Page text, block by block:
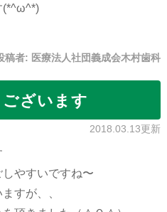
(*^ω^*)
稿者: 医療法人社団義成会木村歯科
ざいます
2018.03.13更新
やすいですね〜
すが、、